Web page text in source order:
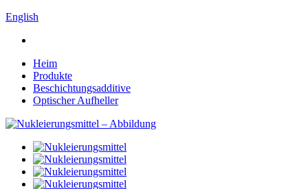
English
Heim
Produkte
Beschichtungsadditive
Optischer Aufheller